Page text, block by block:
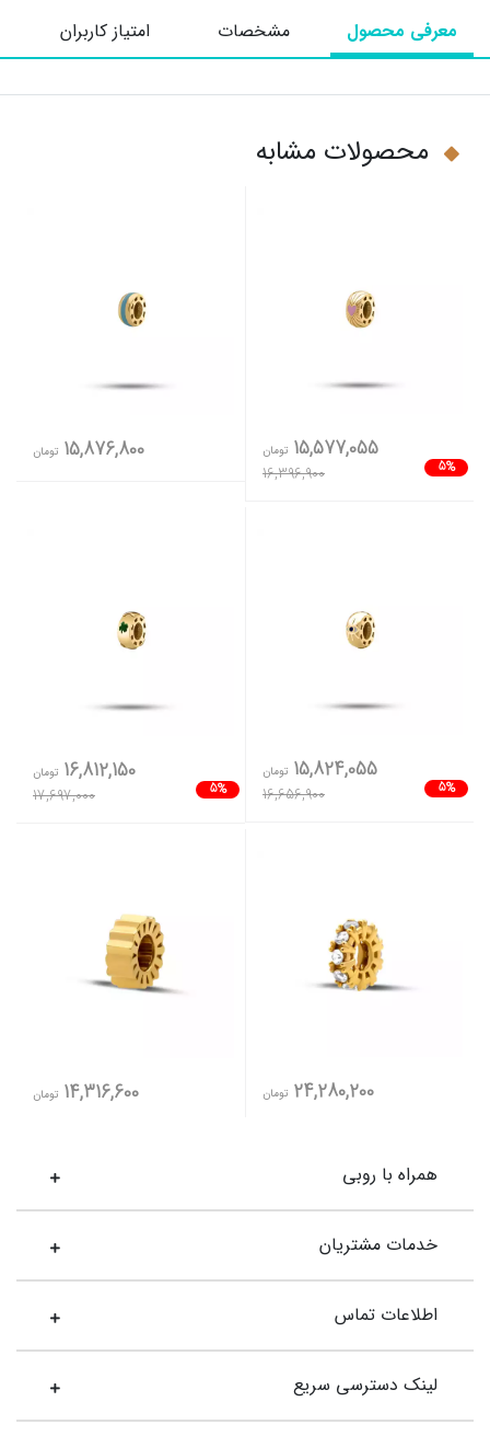
معرفی محصول مشخصات امتیاز کاربران
محصولات مشابه
5%
15,577,055 تومان
16,396,900
15,876,800 تومان
5%
15,824,055 تومان
16,656,900
5%
16,812,150 تومان
17,697,000
24,280,200 تومان 14,316,600 تومان
همراه با روبی
خدمات مشتریان
اطلاعات تماس
لینک دسترسی سریع